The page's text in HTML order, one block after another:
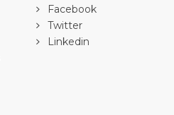
Facebook
Twitter
Linkedin